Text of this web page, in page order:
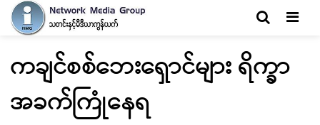
ကချင်စစ်ဘေးရှောင်များ ရိက္ခာ
အခက်ကြုံနေရ